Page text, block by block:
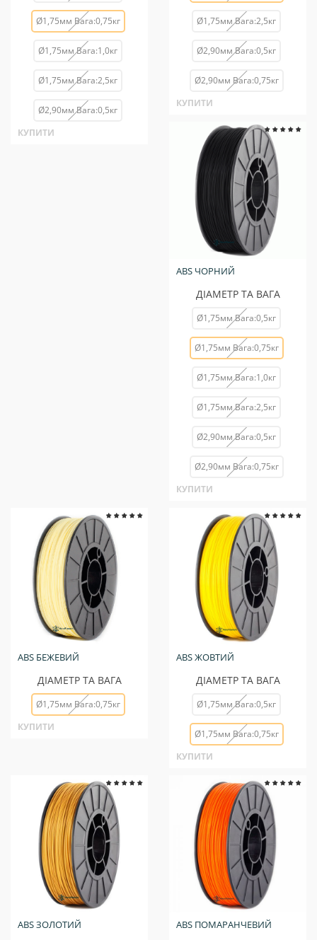
Ø1,75мм Вага:0,75кг
Ø1,75мм Вага:1,0кг
Ø1,75мм Вага:2,5кг
Ø2,90мм Вага:0,5кг
КУПИТИ
Ø1,75мм Вага:2,5кг
Ø2,90мм Вага:0,5кг
Ø2,90мм Вага:0,75кг
КУПИТИ
ABS ЧОРНИЙ
ДІАМЕТР ТА ВАГА
Ø1,75мм Вага:0,5кг
Ø1,75мм Вага:0,75кг
Ø1,75мм Вага:1,0кг
Ø1,75мм Вага:2,5кг
Ø2,90мм Вага:0,5кг
Ø2,90мм Вага:0,75кг
КУПИТИ
ABS БЕЖЕВИЙ
ДІАМЕТР ТА ВАГА
Ø1,75мм Вага:0,75кг
КУПИТИ
ABS ЖОВТИЙ
ДІАМЕТР ТА ВАГА
Ø1,75мм Вага:0,5кг
Ø1,75мм Вага:0,75кг
КУПИТИ
ABS ЗОЛОТИЙ ABS ПОМАРАНЧЕВИЙ